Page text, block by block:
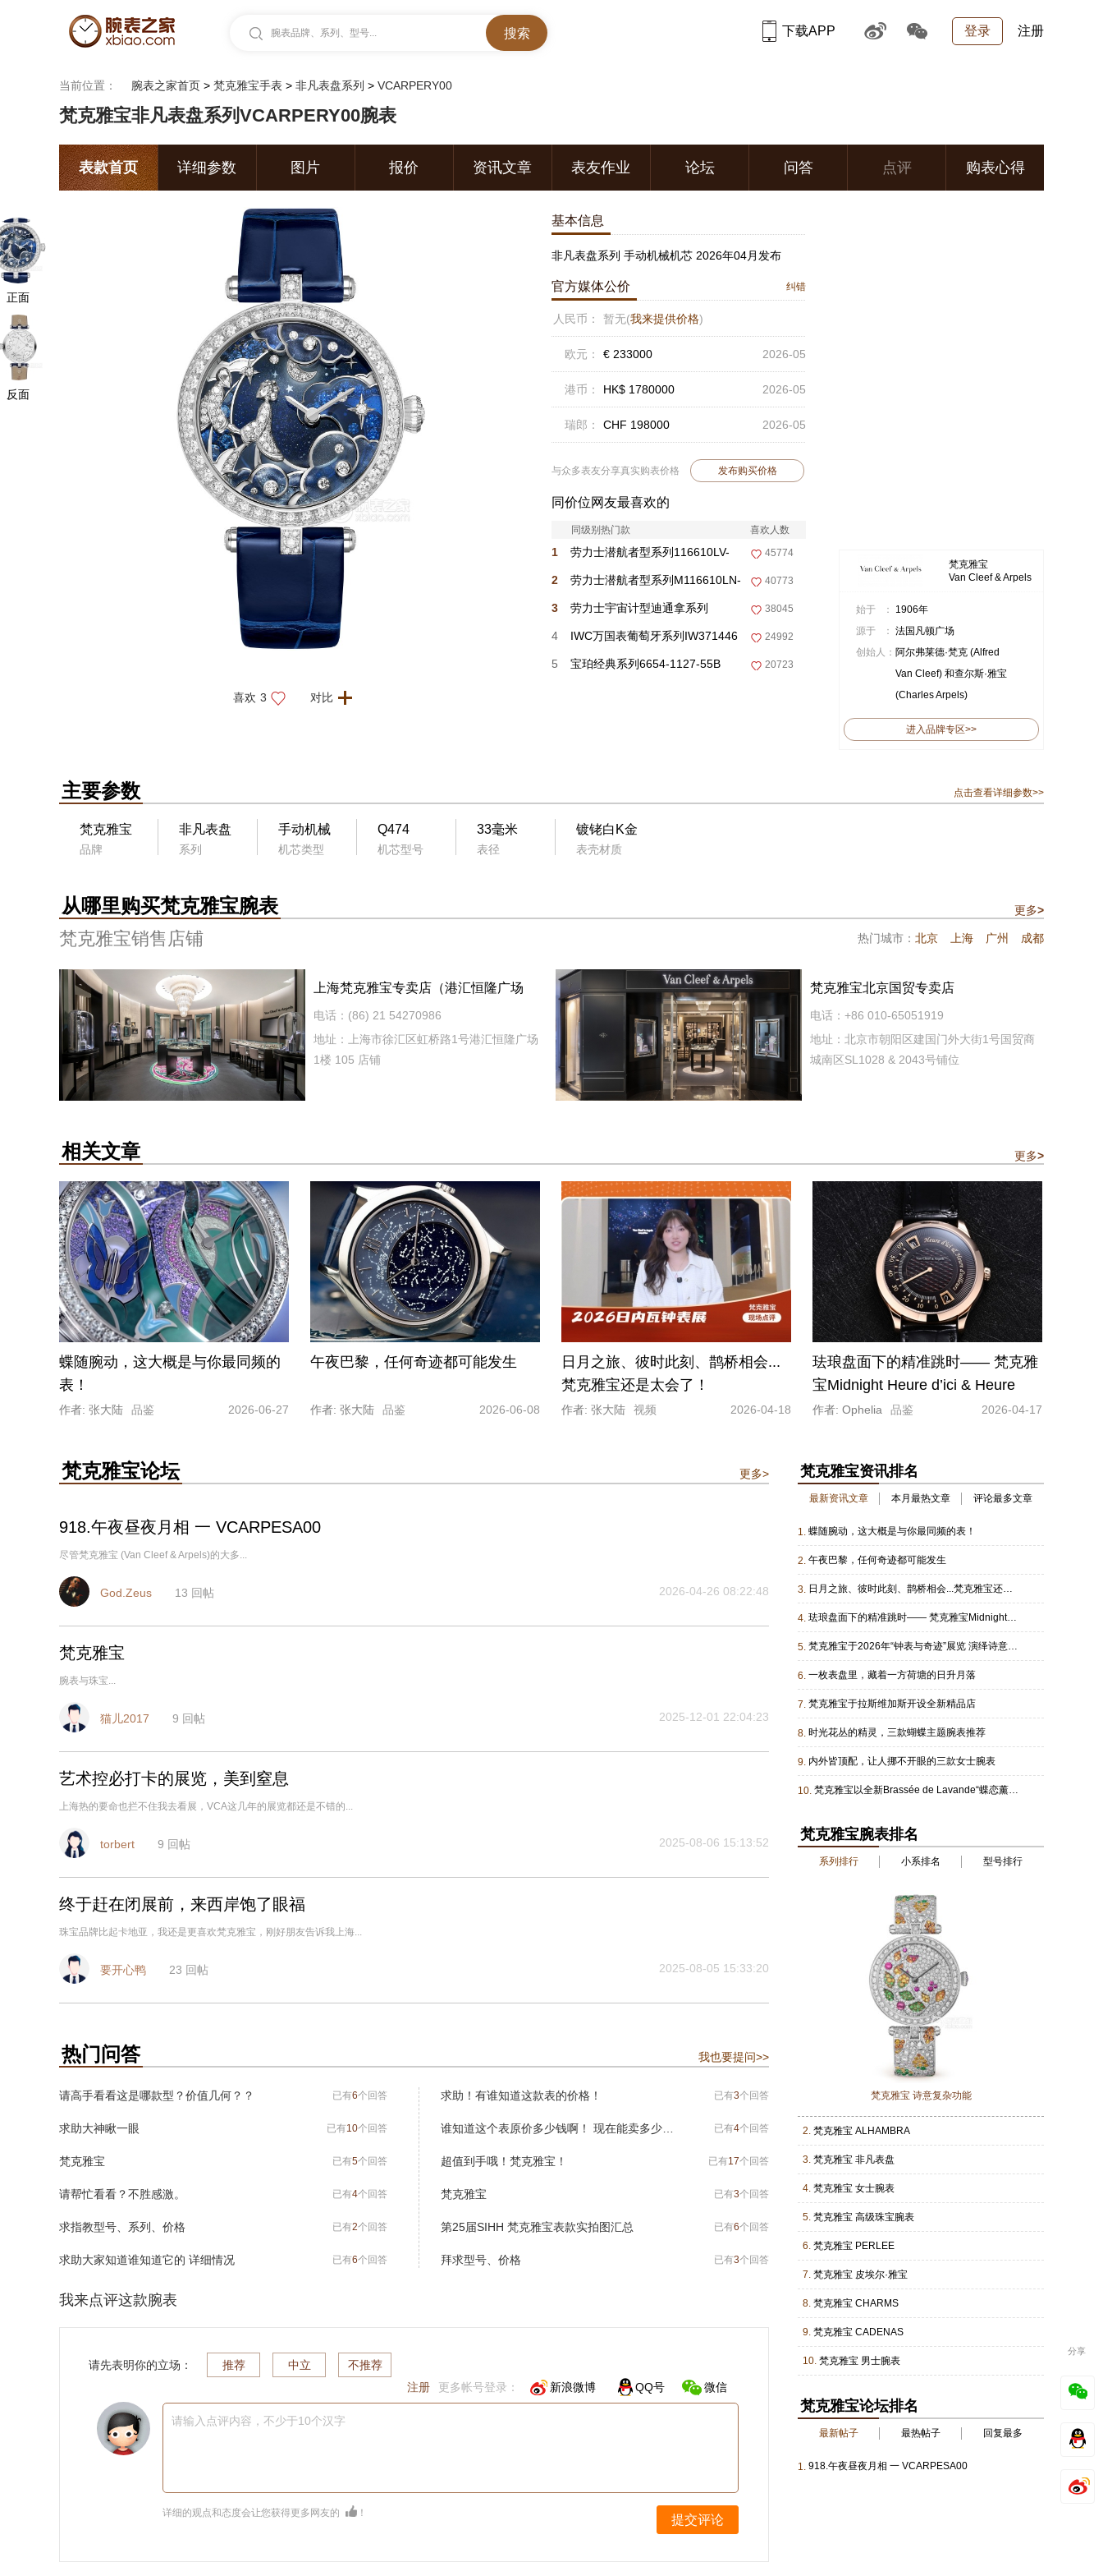
腕表品牌、系列、型号... 登录 注册
下载APP
当前位置： 腕表之家首页 > 梵克雅宝手表 > 非凡表盘系列 > VCARPERY00
梵克雅宝非凡表盘系列VCARPERY00腕表
表款首页 详细参数 图片 报价 资讯文章 表友作业 论坛 问答 点评 购表心得
正面
反面
喜欢 3 对比
基本信息
非凡表盘系列 手动机械机芯 2026年04月发布
官方媒体公价 纠错
人民币： 暂无(我来提供价格)
欧元： € 233000 2026-05
港币： HK$ 1780000 2026-05
瑞郎： CHF 198000 2026-05
与众多表友分享真实购表价格 发布购买价格
同价位网友最喜欢的
同级别热门款 喜欢人数
1 劳力士潜航者型系列116610LV-
0002 绿盘
45774
2 劳力士潜航者型系列M116610LN-
0001 黑盘
40773
3 劳力士宇宙计型迪通拿系列
m116500ln-0001
38045
4 IWC万国表葡萄牙系列IW371446 24992
5 宝珀经典系列6654-1127-55B 20723
梵克雅宝
Van Cleef & Arpels
始于 ：
1906年
源于 ： 法国凡顿广场
创始人： 阿尔弗莱德·梵克 (Alfred
Van Cleef) 和查尔斯·雅宝
(Charles Arpels)
进入品牌专区>>
主要参数 点击查看详细参数>>
梵克雅宝
品牌
非凡表盘
系列
手动机械
机芯类型
Q474
机芯型号
33毫米
表径
镀铑白K金
表壳材质
从哪里购买梵克雅宝腕表 更多>
梵克雅宝销售店铺 热门城市： 北京 上海 广州 成都
上海梵克雅宝专卖店（港汇恒隆广场
店）
电话：(86) 21 54270986
地址：上海市徐汇区虹桥路1号港汇恒隆广场
1楼 105 店铺
梵克雅宝北京国贸专卖店
电话：+86 010-65051919
地址：北京市朝阳区建国门外大街1号国贸商
城南区SL1028 & 2043号铺位
相关文章 更多>
蝶随腕动，这大概是与你最同频的
表！
作者: 张大陆 品鉴 2026-06-27
午夜巴黎，任何奇迹都可能发生
作者: 张大陆 品鉴 2026-06-08
日月之旅、彼时此刻、鹊桥相会...
梵克雅宝还是太会了！
作者: 张大陆 视频 2026-04-18
珐琅盘面下的精准跳时—— 梵克雅
宝Midnight Heure d’ici & Heure
d’Ailleurs腕表
作者: Ophelia 品鉴 2026-04-17
梵克雅宝论坛 更多>
918.午夜昼夜月相 一 VCARPESA00
尽管梵克雅宝 (Van Cleef & Arpels)的大多...
God.Zeus 13 回帖 2026-04-26 08:22:48
梵克雅宝
腕表与珠宝...
猫儿2017 9 回帖 2025-12-01 22:04:23
艺术控必打卡的展览，美到窒息
上海热的要命也拦不住我去看展，VCA这几年的展览都还是不错的...
torbert 9 回帖 2025-08-06 15:13:52
终于赶在闭展前，来西岸饱了眼福
珠宝品牌比起卡地亚，我还是更喜欢梵克雅宝，刚好朋友告诉我上海...
要开心鸭 23 回帖 2025-08-05 15:33:20
热门问答 我也要提问>>
请高手看看这是哪款型？价值几何？？ 已有6个回答
求助大神瞅一眼 已有10个回答
梵克雅宝 已有5个回答
请帮忙看看？不胜感激。 已有4个回答
求指教型号、系列、价格 已有2个回答
求助大家知道谁知道它的 详细情况 已有6个回答
求助！有谁知道这款表的价格！ 已有3个回答
已有4个回答
超值到手哦！梵克雅宝！ 已有17个回答
梵克雅宝 已有3个回答
第25届SIHH 梵克雅宝表款实拍图汇总 已有6个回答
拜求型号、价格 已有3个回答
我来点评这款腕表
注册 更多帐号登录： 新浪微博 QQ号 微信
请先表明你的立场： 推荐 中立 不推荐
请输入点评内容，不少于10个汉字
详细的观点和态度会让您获得更多网友的 ！ 提交评论
梵克雅宝资讯排名
最新资讯文章 本月最热文章 评论最多文章
1. 蝶随腕动，这大概是与你最同频的表！
2. 午夜巴黎，任何奇迹都可能发生
3. 日月之旅、彼时此刻、鹊桥相会...梵克雅宝还是太会了！
4. 珐琅盘面下的精准跳时—— 梵克雅宝Midnight Heure d’ici & Heure d’Ailleurs腕表
5. 梵克雅宝于2026年“钟表与奇迹”展览 演绎诗意苍穹下Poetry of Time“时间的诗篇”
6. 一枚表盘里，藏着一方荷塘的日升月落
7. 梵克雅宝于拉斯维加斯开设全新精品店
8. 时光花丛的精灵，三款蝴蝶主题腕表推荐
9. 内外皆顶配，让人挪不开眼的三款女士腕表
10. 梵克雅宝以全新Brassée de Lavande“蝶恋薰衣草”自动机械装置 诗意诠释自然灵韵
梵克雅宝腕表排名
系列排行 小系排名 型号排行
梵克雅宝 诗意复杂功能
2. 梵克雅宝 ALHAMBRA
3. 梵克雅宝 非凡表盘
4. 梵克雅宝 女士腕表
5. 梵克雅宝 高级珠宝腕表
6. 梵克雅宝 PERLEE
7. 梵克雅宝 皮埃尔·雅宝
8. 梵克雅宝 CHARMS
9. 梵克雅宝 CADENAS
10. 梵克雅宝 男士腕表
梵克雅宝论坛排名
最新帖子 最热帖子 回复最多
1. 918.午夜昼夜月相 一 VCARPESA00
分享